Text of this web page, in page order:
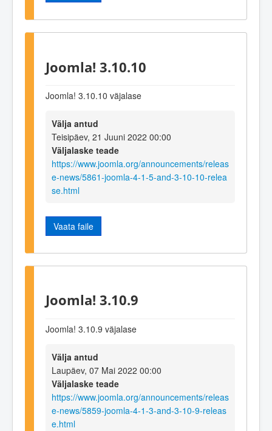
Joomla! 3.10.10
Joomla! 3.10.10 väjalase
Välja antud
Teisipäev, 21 Juuni 2022 00:00
Väljalaske teade
https://www.joomla.org/announcements/releas
e-news/5861-joomla-4-1-5-and-3-10-10-relea
se.html
Vaata faile
Joomla! 3.10.9
Joomla! 3.10.9 väjalase
Välja antud
Laupäev, 07 Mai 2022 00:00
Väljalaske teade
https://www.joomla.org/announcements/releas
e-news/5859-joomla-4-1-3-and-3-10-9-releas
e.html